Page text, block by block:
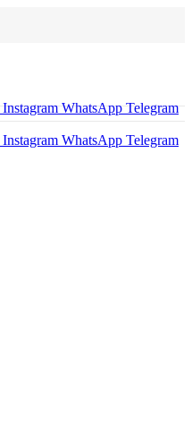
Instagram WhatsApp Telegram
Instagram WhatsApp Telegram